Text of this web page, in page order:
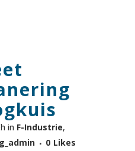
in F-Industrie,
0 Likes